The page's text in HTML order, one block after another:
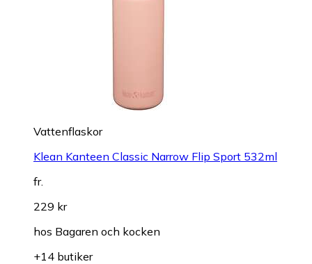
Vattenflaskor
Klean Kanteen Classic Narrow Flip Sport 532ml
fr.
229 kr
hos Bagaren och kocken
+14 butiker